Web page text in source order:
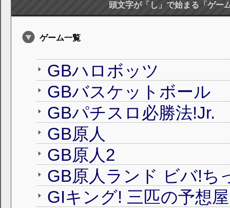
頭文字が「し」で始まる「ゲー
ゲーム一覧
GBハロボッツ
GBバスケットボール
GBパチスロ必勝法!Jr.
GB原人
GB原人2
GB原人ランド ビバ!ち
GIキング! 三匹の予想屋